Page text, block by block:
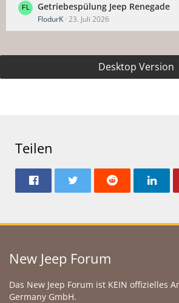
Getriebespülung Jeep Renegade
FlodurK 23. Juli 2026
Desktop Version
Teilen
New Jeep Forum
Das New Jeep Forum ist KEIN offizielles
Germany GmbH.